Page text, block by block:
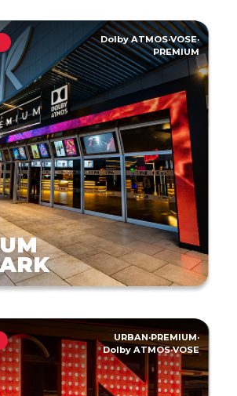
Dolby ATMOS·VOSE·
PREMIUM
URBAN·PREMIUM·
Dolby ATMOS·VOSE